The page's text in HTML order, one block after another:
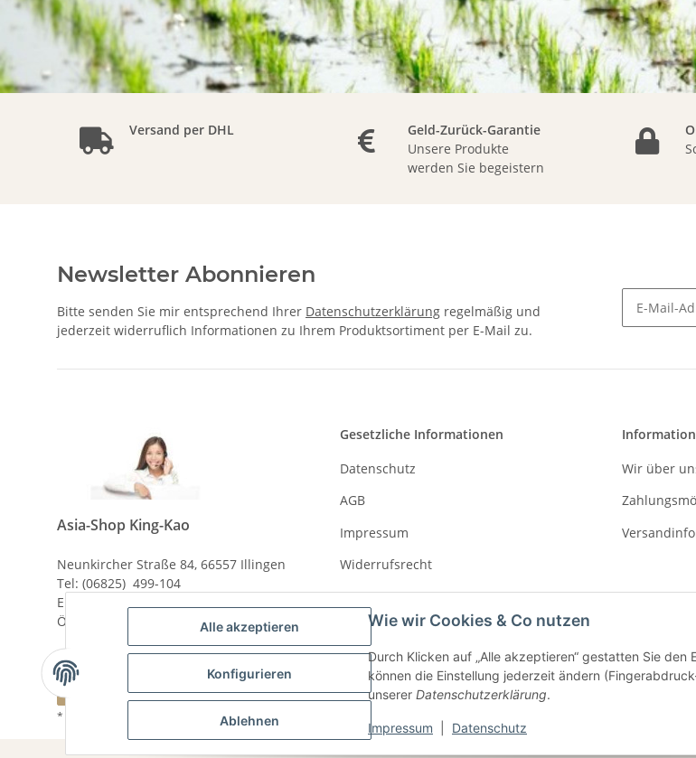
Alle akzeptieren
Konfigurieren
Ablehnen
Wie wir Cookies & Co nutzen
Durch Klicken auf „Alle akzeptieren“ gestatten Sie
können die Einstellung jederzeit ändern
unserer Datenschutzerklärung.
Impressum Datenschutz
Versand per DHL
Geld-Zurück-Garantie
Unsere Produkte
werden Sie begeistern
Newsletter Abonnieren
Bitte senden Sie mir entsprechend Ihrer Datenschutzerklärung regelmäßig und
jederzeit widerruflich Informationen zu Ihrem Produktsortiment per E-Mail zu.
Asia-Shop King-Kao
Neunkircher Straße 84, 66557 Illingen
Tel: (06825) 499-104
Email:
Öffnungszeiten (Mo-Sa.) 9:00 - 19:00
Gesetzliche Informationen
Datenschutz
AGB
Impressum
Widerrufsrecht
Wir über
Vertrag widerrufen
* Alle Preise inkl. gesetzlicher USt., zzgl.Versand